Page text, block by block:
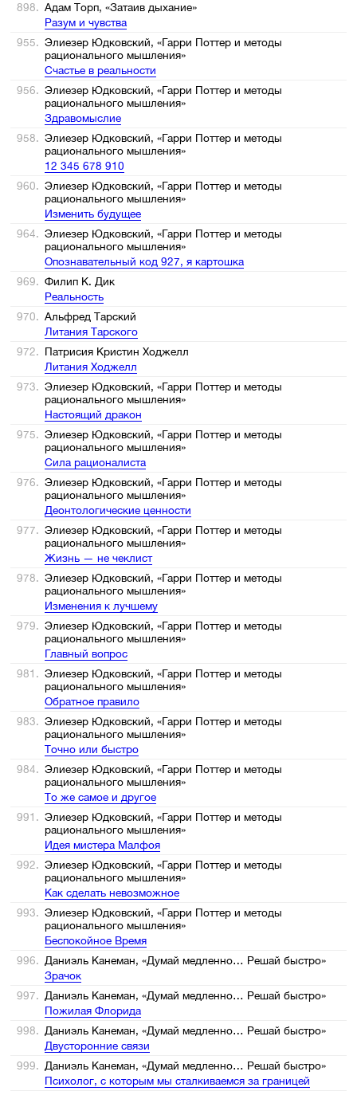
898. Адам Торп, «Затаив дыхание»
Разум и чувства
955. Элиезер Юдковский, «Гарри Поттер и методы
рационального мышления»
Счастье в реальности
956. Элиезер Юдковский, «Гарри Поттер и методы
рационального мышления»
Здравомыслие
958. Элиезер Юдковский, «Гарри Поттер и методы
рационального мышления»
12 345 678 910
960. Элиезер Юдковский, «Гарри Поттер и методы
рационального мышления»
Изменить будущее
964. Элиезер Юдковский, «Гарри Поттер и методы
рационального мышления»
Опознавательный код 927, я картошка
969. Филип К. Дик
Реальность
970. Альфред Тарский
Литания Тарского
972. Патрисия Кристин Ходжелл
Литания Ходжелл
973. Элиезер Юдковский, «Гарри Поттер и методы
рационального мышления»
Настоящий дракон
975. Элиезер Юдковский, «Гарри Поттер и методы
рационального мышления»
Сила рационалиста
976. Элиезер Юдковский, «Гарри Поттер и методы
рационального мышления»
Деонтологические ценности
977. Элиезер Юдковский, «Гарри Поттер и методы
рационального мышления»
Жизнь — не чеклист
978. Элиезер Юдковский, «Гарри Поттер и методы
рационального мышления»
Изменения к лучшему
979. Элиезер Юдковский, «Гарри Поттер и методы
рационального мышления»
Главный вопрос
981. Элиезер Юдковский, «Гарри Поттер и методы
рационального мышления»
Обратное правило
983. Элиезер Юдковский, «Гарри Поттер и методы
рационального мышления»
Точно или быстро
984. Элиезер Юдковский, «Гарри Поттер и методы
рационального мышления»
То же самое и другое
991. Элиезер Юдковский, «Гарри Поттер и методы
рационального мышления»
Идея мистера Малфоя
992. Элиезер Юдковский, «Гарри Поттер и методы
рационального мышления»
Как сделать невозможное
993. Элиезер Юдковский, «Гарри Поттер и методы
рационального мышления»
Беспокойное Время
996. Даниэль Канеман, «Думай медленно… Решай быстро»
Зрачок
997. Даниэль Канеман, «Думай медленно… Решай быстро»
Пожилая Флорида
998. Даниэль Канеман, «Думай медленно… Решай быстро»
Двусторонние связи
999. Даниэль Канеман, «Думай медленно… Решай быстро»
Психолог, с которым мы сталкиваемся за границей